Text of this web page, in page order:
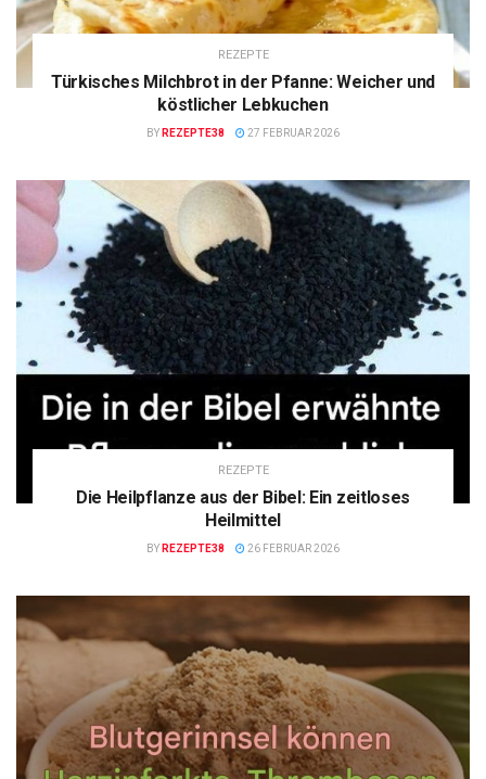
REZEPTE
Türkisches Milchbrot in der Pfanne: Weicher und
köstlicher Lebkuchen
BY REZEPTE38 27 FEBRUAR 2026
REZEPTE
Die Heilpflanze aus der Bibel: Ein zeitloses
Heilmittel
BY REZEPTE38 26 FEBRUAR 2026